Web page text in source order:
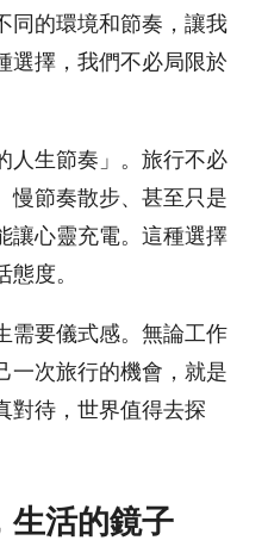
同的環境和節奏，讓我
選擇，我們不必局限於
人生節奏」。旅行不必
慢節奏散步、甚至只是
讓心靈充電。這種選擇
度。
需要儀式感。無論工作
一次旅行的機會，就是
對待，世界值得去探
生活的鏡子